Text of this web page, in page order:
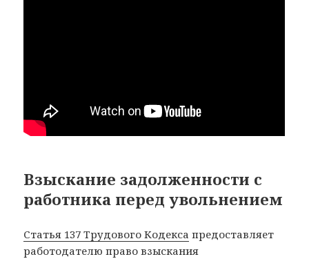
Взыскание задолженности с
работника перед увольнением
Статья 137 Трудового Кодекса предоставляет
работодателю право взыскания